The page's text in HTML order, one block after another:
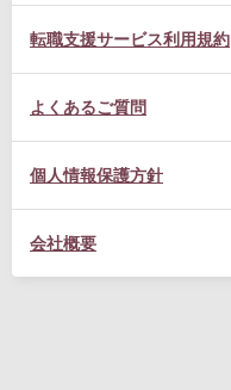
転職支援サービス利用規約
よくあるご質問
個人情報保護方針
会社概要